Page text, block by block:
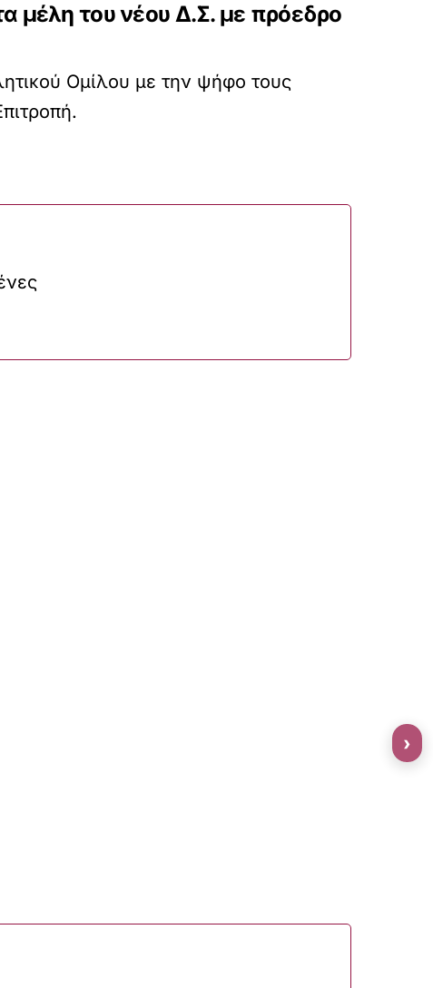
μέλη του νέου Δ.Σ. με πρόεδρο
Ομίλου με την ψήφο τους
›